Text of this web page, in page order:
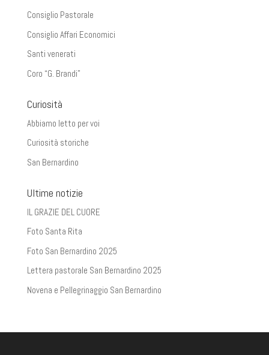
Consiglio Pastorale
Consiglio Affari Economici
Santi venerati
Coro “G. Brandi”
Curiosità
Abbiamo letto per voi
Curiosità storiche
San Bernardino
Ultime notizie
IL GRAZIE DEL CUORE
Foto Santa Rita
Foto San Bernardino 2025
Lettera pastorale San Bernardino 2025
Novena e Pellegrinaggio San Bernardino